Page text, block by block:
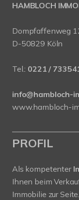
HAMBLOCH
Dompfaffenweg
D-50829 Köln
Tel.: 0221 /
info@hambloch-
www.hambloch-
PROFIL
Als kompetenter
Ihnen beim
Immobilie zur Seite.